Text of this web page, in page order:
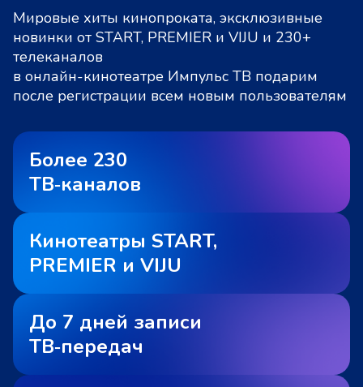
Мировые хиты кинопроката, эксклюзивные
новинки от START, PREMIER и VIJU и 230+
телеканалов
в онлайн-кинотеатре Импульс ТВ подарим
после регистрации всем новым пользователям
Более 230
ТВ‑каналов
Кинотеатры START,
PREMIER и VIJU
До 7 дней записи
ТВ‑передач